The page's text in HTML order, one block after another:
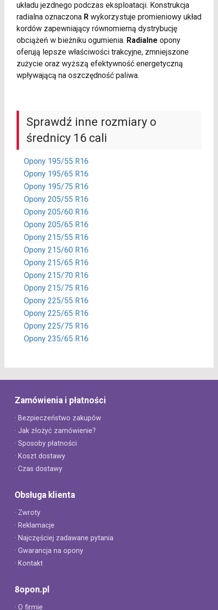
układu jezdnego podczas eksploatacji. Konstrukcja
radialna oznaczona Rwykorzystuje promieniowy układ
kordów zapewniający równomierną dystrybucję
obciążeń w bieżniku ogumienia. Radialne opony
oferują lepsze właściwości trakcyjne, zmniejszone
zużycie oraz wyższą efektywność energetyczną
wpływającą na oszczędność paliwa.
Sprawdź inne rozmiary o
średnicy 16 cali
Opony 195/55 R16
Opony 195/65 R16
Opony 195/75 R16
Opony 205/55 R16
Opony 205/60 R16
Opony 205/65 R16
Opony 215/55 R16
Opony 215/60 R16
Opony 215/65 R16
Opony 215/70 R16
Opony 215/75 R16
Opony 225/55 R16
Opony 225/65 R16
Opony 225/75 R16
Opony 235/65 R16
Zamówienia i płatności
· Bezpieczeństwo zakupów
· Jak złożyć zamówienie?
· Sposoby płatności
· Koszt dostawy
· Czas dostawy
Obsługa klienta
· Zwroty
· Reklamacje
· Najczęściej zadawane pytania
· Gwarancja na opony
· Kontakt
8opon.pl
· O firmie